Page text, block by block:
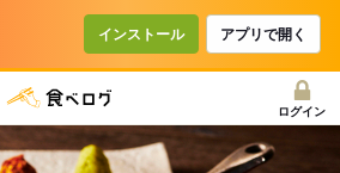
インストール アプリで開く
ログイン
ースで使えるクーポン
ンを利用せず予約する